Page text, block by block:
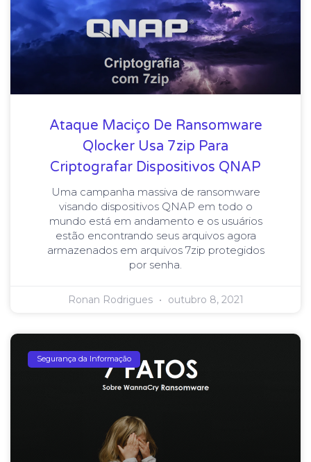
Ataque Maciço De Ransomware
Qlocker Usa 7zip Para
Criptografar Dispositivos QNAP
Uma campanha massiva de ransomware
visando dispositivos QNAP em todo o
mundo está em andamento e os usuários
estão encontrando seus arquivos agora
armazenados em arquivos 7zip protegidos
por senha.
Ronan Rodrigues outubro 8, 2021
Segurança da Informação